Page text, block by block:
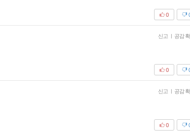
0
신고 | 공감
0
신고 | 공감
0